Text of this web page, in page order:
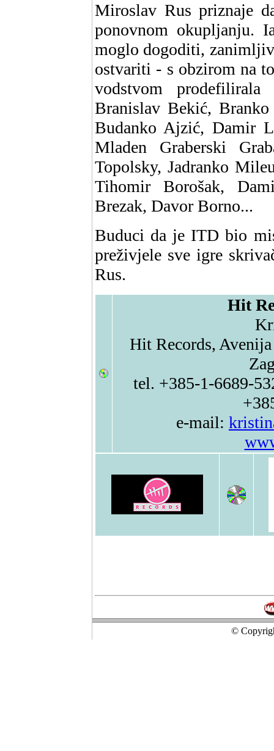
Miroslav Rus priznaje
ponovnom okupljanju.
moglo dogoditi,
ostvariti - s obzirom na
vodstvom
Branislav Bekić,
Budanko Ajzić, Damir
Mladen Graberski
Topolsky, Jadranko
Tihomir Borošak,
Brezak, Davor Borno...
Buduci da je ITD bio
preživjele sve igre
Rus.
Hit
Hit Records,
tel. +385-1-6689-
e-mail:
©